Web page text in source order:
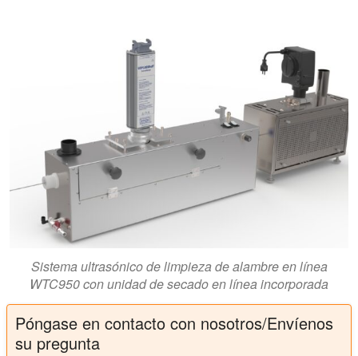
Sistema ultrasónico de limpieza de alambre en línea
WTC950 con unidad de secado en línea incorporada
Póngase en contacto con nosotros/Envíenos
su pregunta